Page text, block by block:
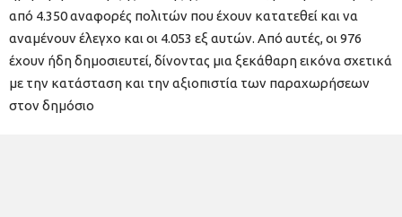
από 4.350 αναφορές πολιτών που έχουν κατατεθεί και να
αναμένουν έλεγχο και οι 4.053 εξ αυτών. Από αυτές, οι 976
έχουν ήδη δημοσιευτεί, δίνοντας μια ξεκάθαρη εικόνα σχετικά
με την κατάσταση και την αξιοπιστία των παραχωρήσεων
στον δημόσιο